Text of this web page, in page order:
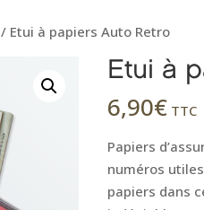
/ Etui à papiers Auto Retro
Etui à
6,90€ TTC
Papiers
numéros
papiers dans